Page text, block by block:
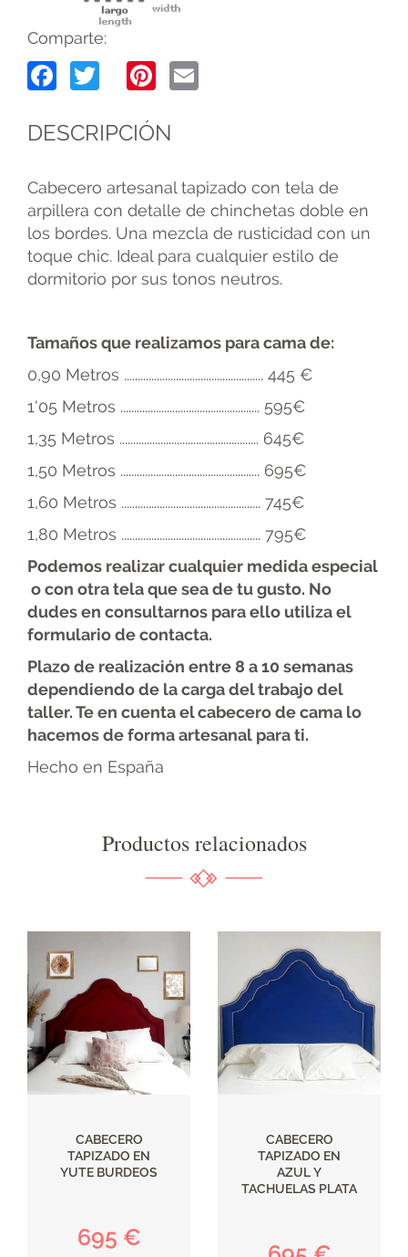
Comparte:
Facebook
TwitterPinterest
DESCRIPCIÓN
Cabecero artesanal tapizado con tela de
arpillera con detalle de chinchetas doble en
los bordes. Una mezcla de rusticidad con un
toque chic. Ideal para cualquier estilo de
dormitorio por sus tonos neutros.
Tamaños que realizamos para cama de:
0,90 Metros ................................................... 445 €
1'05 Metros ................................................... 595€
1,35 Metros ................................................... 645€
1,50 Metros ................................................... 695€
1,60 Metros ................................................... 745€
1,80 Metros ................................................... 795€
Podemos realizar cualquier medida especial
o con otra tela que sea de tu gusto. No
dudes en consultarnos para ello utiliza el
formulario de contacta.
Plazo de realización entre 8 a 10 semanas
dependiendo de la carga del trabajo del
taller. Te en cuenta el cabecero de cama lo
hacemos de forma artesanal para ti.
Hecho en España
Productos relacionados
CABECERO
TAPIZADO EN
YUTE BURDEOS
695 €
CABECERO
TAPIZADO EN
AZUL Y
TACHUELAS PLATA